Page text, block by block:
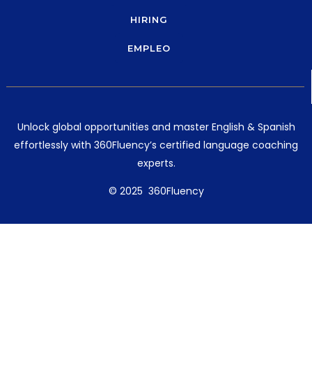
HIRING
EMPLEO
Unlock global opportunities and master English & Spanish
effortlessly with 360Fluency’s certified language coaching
experts.
© 2025 360Fluency